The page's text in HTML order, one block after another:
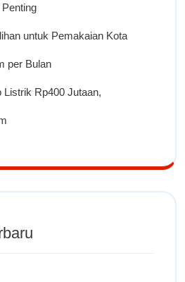
untuk Pemakaian Kota
per Bulan
Listrik Rp400 Jutaan,